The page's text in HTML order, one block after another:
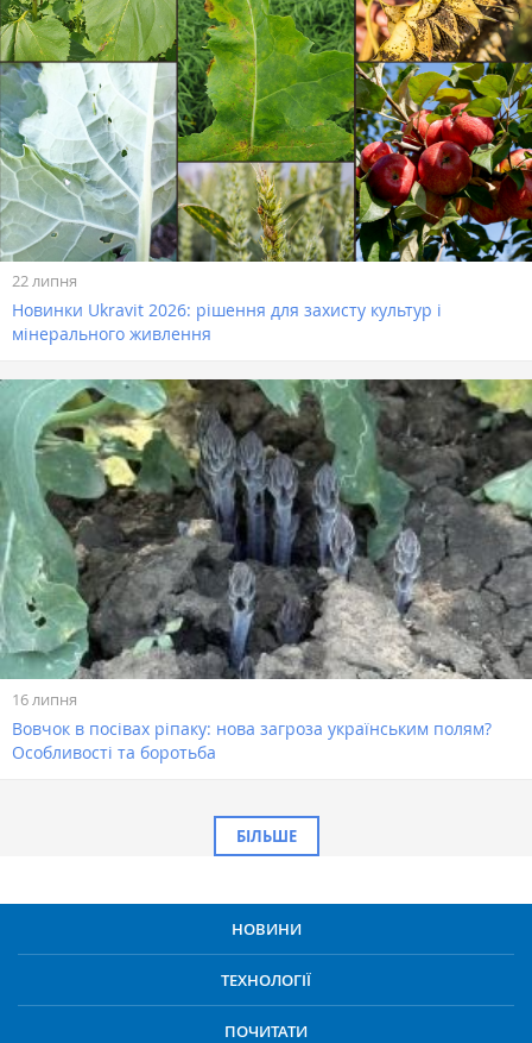
22 липня
Новинки Ukravit 2026: рішення для захисту культур і
мінерального живлення
16 липня
Вовчок в посівах ріпаку: нова загроза українським полям?
Особливості та боротьба
БІЛЬШЕ
НОВИНИ
ТЕХНОЛОГІЇ
ПОЧИТАТИ